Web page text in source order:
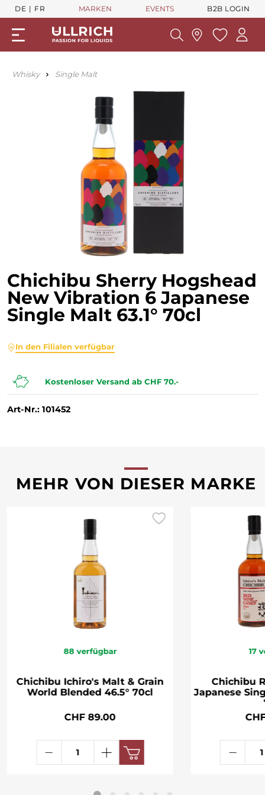
DE FR MARKEN EVENTS B2B LOGIN
Whisky Single Malt
Chichibu Sherry Hogshead
New Vibration 6 Japanese
Single Malt 63.1° 70cl
In den Filialen verfügbar
Kostenloser Versand ab CHF 70.-
Art-Nr.: 101452
MEHR VON DIESER MARKE
88 verfügbar
Chichibu Ichiro's Malt & Grain
World Blended 46.5° 70cl
CHF 89.00
17
Chichibu
Japanese